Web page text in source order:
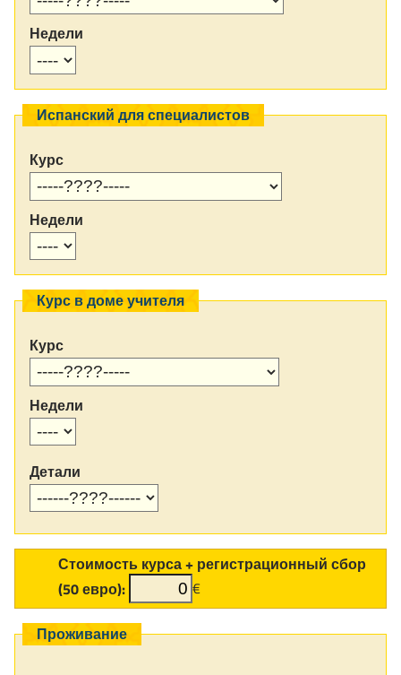
Недели
Испанский для специалистов
Курс
Недели
Курс в доме учителя
Курс
Недели
Детали
Стоимость курса + регистрационный сбор
(50 евро):
€
Проживание